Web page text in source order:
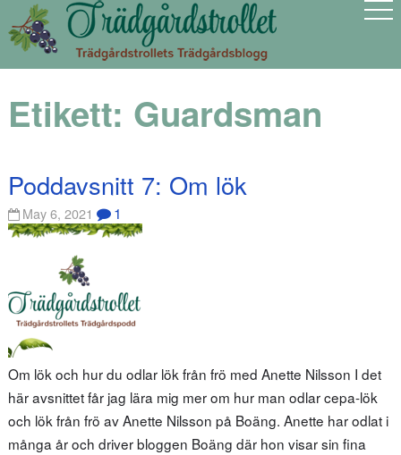
Etikett: Guardsman
Poddavsnitt 7: Om lök
May 6, 2021 1
Om lök och hur du odlar lök från frö med Anette Nilsson I det
här avsnittet får jag lära mig mer om hur man odlar cepa-lök
och lök från frö av Anette Nilsson på Boäng. Anette har odlat i
många år och driver bloggen Boäng där hon visar sin fina